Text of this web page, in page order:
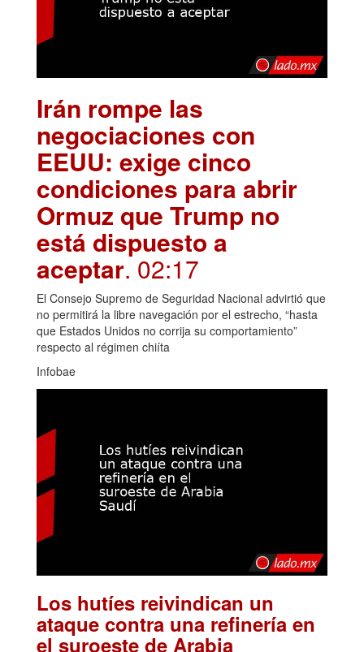
Irán rompe las
negociaciones con
EEUU: exige cinco
condiciones para abrir
Ormuz que Trump no
está dispuesto a
aceptar. 02:17
El Consejo Supremo de Seguridad Nacional advirtió que
no permitirá la libre navegación por el estrecho, “hasta
que Estados Unidos no corrija su comportamiento”
respecto al régimen chiíta
Infobae
Los hutíes reivindican un
ataque contra una refinería en
el suroeste de Arabia